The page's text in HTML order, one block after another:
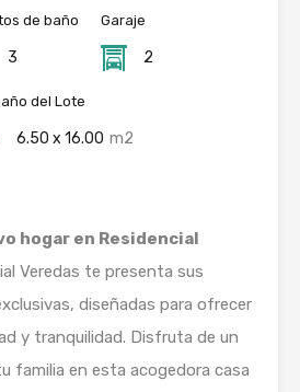
de baño
3
Garaje
2
del Lote
6.50 x 16.00 m2
hogar en Residencial
Veredas te presenta sus
diseñadas para ofrecer
y tranquilidad. Disfruta de un
familia en esta acogedora casa